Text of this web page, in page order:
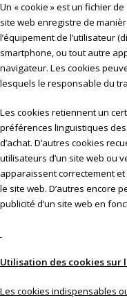
Un « cookie » est un fichier
site web enregistre de
l’équipement de l’utilisateur
smartphone, ou tout autre
navigateur. Les cookies
lesquels le responsable du
Les cookies retiennent un
préférences linguistiques
d’achat. D’autres cookies
utilisateurs d’un site web ou
apparaissent correctement
le site web. D’autres encore
publicité d’un site web en
Utilisation des cookies sur
Les cookies indispensables